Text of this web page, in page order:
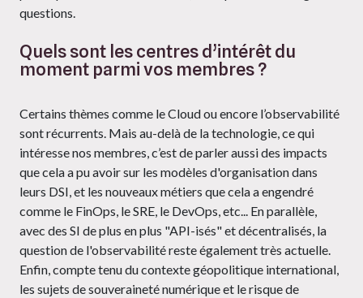
questions.
Quels sont les centres d’intérêt du
moment parmi vos membres ?
Certains thèmes comme le Cloud ou encore l’observabilité
sont récurrents. Mais au-delà de la technologie, ce qui
intéresse nos membres, c’est de parler aussi des impacts
que cela a pu avoir sur les modèles d'organisation dans
leurs DSI, et les nouveaux métiers que cela a engendré
comme le FinOps, le SRE, le DevOps, etc... En parallèle,
avec des SI de plus en plus "API-isés" et décentralisés, la
question de l'observabilité reste également très actuelle.
Enfin, compte tenu du contexte géopolitique international,
les sujets de souveraineté numérique et le risque de